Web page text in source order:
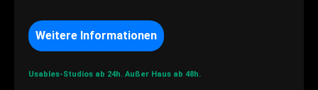
Weitere Informationen
Usables-Studios ab 24h. Außer Haus ab 48h.